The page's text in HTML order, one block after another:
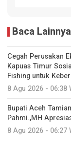
Baca Lainnya
Cegah Perusakan
Kapuas Timur
Fishing untuk
8 Agu 2026 - 06:38
Bupati Aceh
Pahmi.,MH
8 Agu 2026 - 06:27